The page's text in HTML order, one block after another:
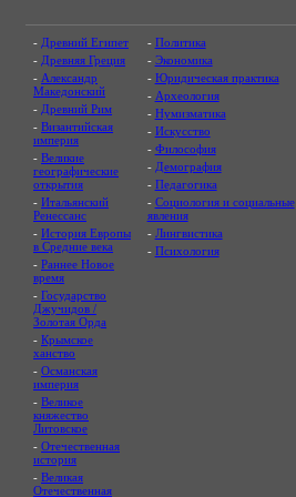
- Древний Египет
- Древняя Греция
- Александр
Македонский
- Древний Рим
- Византийская
империя
- Великие
географические
открытия
- Итальянский
Ренессанс
- История Европы
в Средние века
- Раннее Новое
время
- Государство
Джучидов /
Золотая Орда
- Крымское
ханство
- Османская
империя
- Великое
княжество
Литовское
- Отечественная
история
- Великая
Отечественная
- Политика
- Экономика
- Юридическая практика
- Археология
- Нумизматика
- Искусство
- Философия
- Демография
- Педагогика
- Социология и социальные
явления
- Лингвистика
- Психология